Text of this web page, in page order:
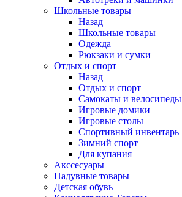
Школьные товары
Назад
Школьные товары
Одежда
Рюкзаки и сумки
Отдых и спорт
Назад
Отдых и спорт
Самокаты и велосипеды
Игровые домики
Игровые столы
Спортивный инвентарь
Зимний спорт
Для купания
Акссесуары
Надувные товары
Детская обувь